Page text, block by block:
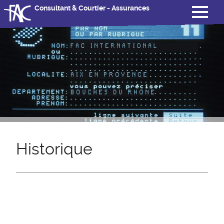
Consultant & Courtier - Assurances
Historique